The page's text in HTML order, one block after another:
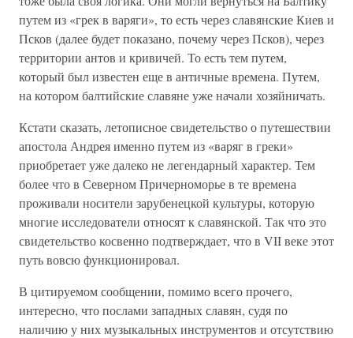
путем из «грек в варяги», то есть через славянские Киев и
Псков (далее будет показано, почему через Псков), через
территории антов и кривичей. То есть тем путем,
который был известен еще в античные времена. Путем,
на котором балтийские славяне уже начали хозяйничать.
Кстати сказать, летописное свидетельство о путешествии
апостола Андрея именно путем из «варяг в греки»
приобретает уже далеко не легендарный характер. Тем
более что в Северном Причерноморье в те времена
проживали носители зарубенецкой культуры, которую
многие исследователи относят к славянской. Так что это
свидетельство косвенно подтверждает, что в VII веке этот
путь вовсю функционировал.
В цитируемом сообщении, помимо всего прочего,
интересно, что послами западных славян, судя по
наличию у них музыкальных инструментов и отсутствию